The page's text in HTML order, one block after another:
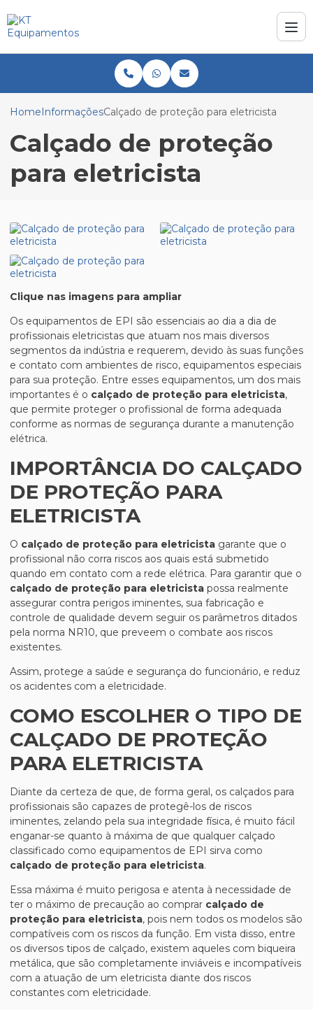
HomeInformaçõesCalçado de proteção para eletricista
Calçado de proteção
para eletricista
Clique nas imagens para ampliar
Os equipamentos de EPI são essenciais ao dia a dia de
profissionais eletricistas que atuam nos mais diversos
segmentos da indústria e requerem, devido às suas funções
e contato com ambientes de risco, equipamentos especiais
para sua proteção. Entre esses equipamentos, um dos mais
importantes é o calçado de proteção para eletricista,
que permite proteger o profissional de forma adequada
conforme as normas de segurança durante a manutenção
elétrica.
IMPORTÂNCIA DO CALÇADO
DE PROTEÇÃO PARA
ELETRICISTA
O calçado de proteção para eletricista garante que o
profissional não corra riscos aos quais está submetido
quando em contato com a rede elétrica. Para garantir que o
calçado de proteção para eletricista possa realmente
assegurar contra perigos iminentes, sua fabricação e
controle de qualidade devem seguir os parâmetros ditados
pela norma NR10, que preveem o combate aos riscos
existentes.
Assim, protege a saúde e segurança do funcionário, e reduz
os acidentes com a eletricidade.
COMO ESCOLHER O TIPO DE
CALÇADO DE PROTEÇÃO
PARA ELETRICISTA
Diante da certeza de que, de forma geral, os calçados para
profissionais são capazes de protegê-los de riscos
iminentes, zelando pela sua integridade física, é muito fácil
enganar-se quanto à máxima de que qualquer calçado
classificado como equipamentos de EPI sirva como
calçado de proteção para eletricista.
Essa máxima é muito perigosa e atenta à necessidade de
ter o máximo de precaução ao comprar calçado de
proteção para eletricista, pois nem todos os modelos são
compatíveis com os riscos da função. Em vista disso, entre
os diversos tipos de calçado, existem aqueles com biqueira
metálica, que são completamente inviáveis e incompatíveis
com a atuação de um eletricista diante dos riscos
constantes com eletricidade.